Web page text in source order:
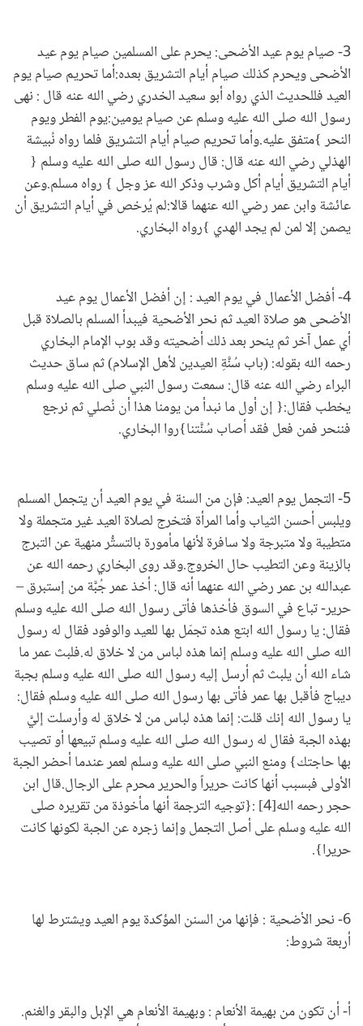
3- صيام يوم عيد الأضحى: يحرم على المسلمين صيام يوم عيد
الأضحى ويحرم كذلك صيام أيام التشريق بعده:أما تحريم صيام يوم
العيد فللحديث الذي رواه أبو سعيد الخدري رضي الله عنه قال : نهى
رسول الله صلى الله عليه وسلم عن صيام يومين:يوم الفطر ويوم
النحر }متفق عليه.وأما تحريم صيام أيام التشريق فلما رواه نُبيشة
الهذلي رضي الله عنه قال: قال رسول الله صلى الله عليه وسلم {
أيام التشريق أيام أكل وشرب وذكر الله عز وجل } رواه مسلم.وعن
عائشة وابن عمر رضي الله عنهما قالا:لم يُرخص في أيام التشريق أن
يصمن إلا لمن لم يجد الهدي }رواه البخاري.
4- أفضل الأعمال في يوم العيد : إن أفضل الأعمال يوم عيد
الأضحى هو صلاة العيد ثم نحر الأضحية فيبدأ المسلم بالصلاة قبل
أي عمل آخر ثم ينحر بعد ذلك أضحيته وقد بوب الإمام البخاري
رحمه الله بقوله: (باب سُنَّةِ العيدين لأهل الإسلام) ثم ساق حديث
البراء رضي الله عنه قال: سمعت رسول النبي صلى الله عليه وسلم
يخطب فقال:{ إن أول ما نبدأ من يومنا هذا أن نُصلي ثم نرجع
فننحر فمن فعل فقد أصاب سُنَّتنا}روا البخاري.
5- التجمل يوم العيد: فإن من السنة في يوم العيد أن يتجمل المسلم
ويلبس أحسن الثياب وأما المرأة فتخرج لصلاة العيد غير متجملة ولا
متطيبة ولا متبرجة ولا سافرة لأنها مأمورة بالتستُّر منهية عن التبرج
بالزينة وعن التطيب حال الخروج.وقد روى البخاري رحمه الله عن
عبدالله بن عمر رضي الله عنهما أنه قال: أخذ عمر جُبَّة من إستبرق –
حرير- تباع في السوق فأخذها فأتى رسول الله صلى الله عليه وسلم
فقال: يا رسول الله ابتع هذه تجمّل بها للعيد والوفود فقال له رسول
الله صلى الله عليه وسلم إنما هذه لباس من لا خلاق له.فلبث عمر ما
شاء الله أن يلبث ثم أرسل إليه رسول الله صلى الله عليه وسلم بجبة
ديباج فأقبل بها عمر فأتى بها رسول الله صلى الله عليه وسلم فقال:
يا رسول الله إنك قلت: إنما هذه لباس من لا خلاق له وأرسلت إليَّ
بهذه الجبة فقال له رسول الله صلى الله عليه وسلم تبيعها أو تصيب
بها حاجتك} ومنع النبي صلى الله عليه وسلم لعمر عندما أحضر الجبة
الأولى فبسبب أنها كانت حريراً والحرير محرم على الرجال.قال ابن
حجر رحمه الله[4] :{توجيه الترجمة أنها مأخوذة من تقريره صلى
الله عليه وسلم على أصل التجمل وإنما زجره عن الجبة لكونها كانت
حريرا}.
6- نحر الأضحية : فإنها من السنن المؤكدة يوم العيد ويشترط لها
أربعة شروط:
أ- أن تكون من بهيمة الأنعام : وبهيمة الأنعام هي الإبل والبقر والغنم.